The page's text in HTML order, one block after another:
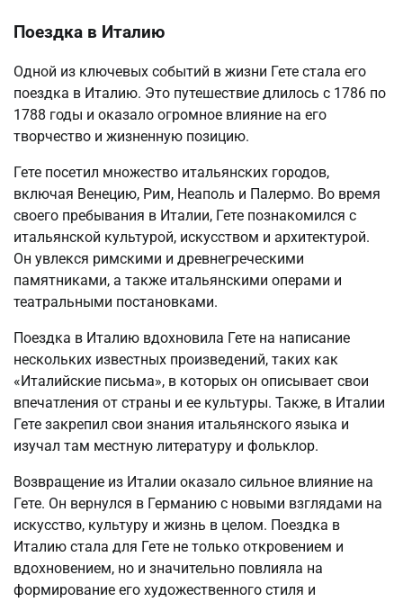
Поездка в Италию
Одной из ключевых событий в жизни Гете стала его
поездка в Италию. Это путешествие длилось с 1786 по
1788 годы и оказало огромное влияние на его
творчество и жизненную позицию.
Гете посетил множество итальянских городов,
включая Венецию, Рим, Неаполь и Палермо. Во время
своего пребывания в Италии, Гете познакомился с
итальянской культурой, искусством и архитектурой.
Он увлекся римскими и древнегреческими
памятниками, а также итальянскими операми и
театральными постановками.
Поездка в Италию вдохновила Гете на написание
нескольких известных произведений, таких как
«Италийские письма», в которых он описывает свои
впечатления от страны и ее культуры. Также, в Италии
Гете закрепил свои знания итальянского языка и
изучал там местную литературу и фольклор.
Возвращение из Италии оказало сильное влияние на
Гете. Он вернулся в Германию с новыми взглядами на
искусство, культуру и жизнь в целом. Поездка в
Италию стала для Гете не только откровением и
вдохновением, но и значительно повлияла на
формирование его художественного стиля и